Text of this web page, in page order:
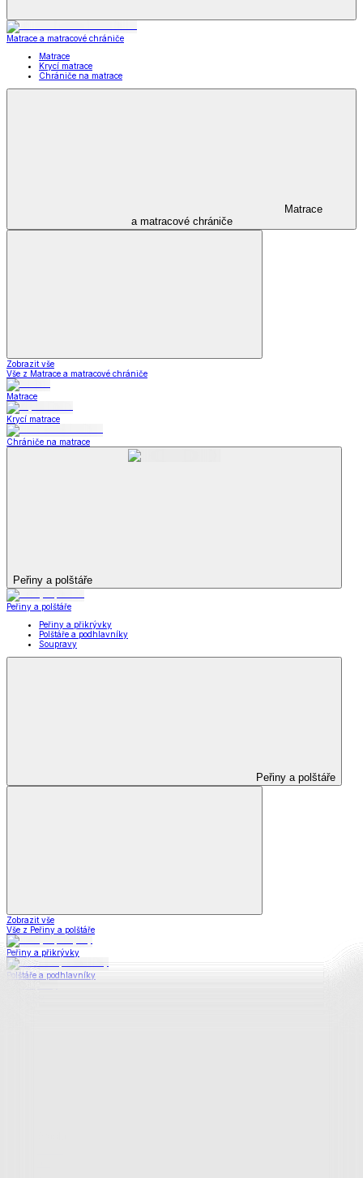
Matrace a matracové chrániče
Matrace
Krycí matrace
Chrániče na matrace
Matrace
a matracové chrániče
Zobrazit vše
Vše z Matrace a matracové chrániče
Matrace
Krycí matrace
Chrániče na matrace
Peřiny a polštáře
Peřiny a polštáře
Peřiny a přikrývky
Polštáře a podhlavníky
Soupravy
Peřiny a polštáře
Zobrazit vše
Vše z Peřiny a polštáře
Peřiny a přikrývky
Polštáře a podhlavníky